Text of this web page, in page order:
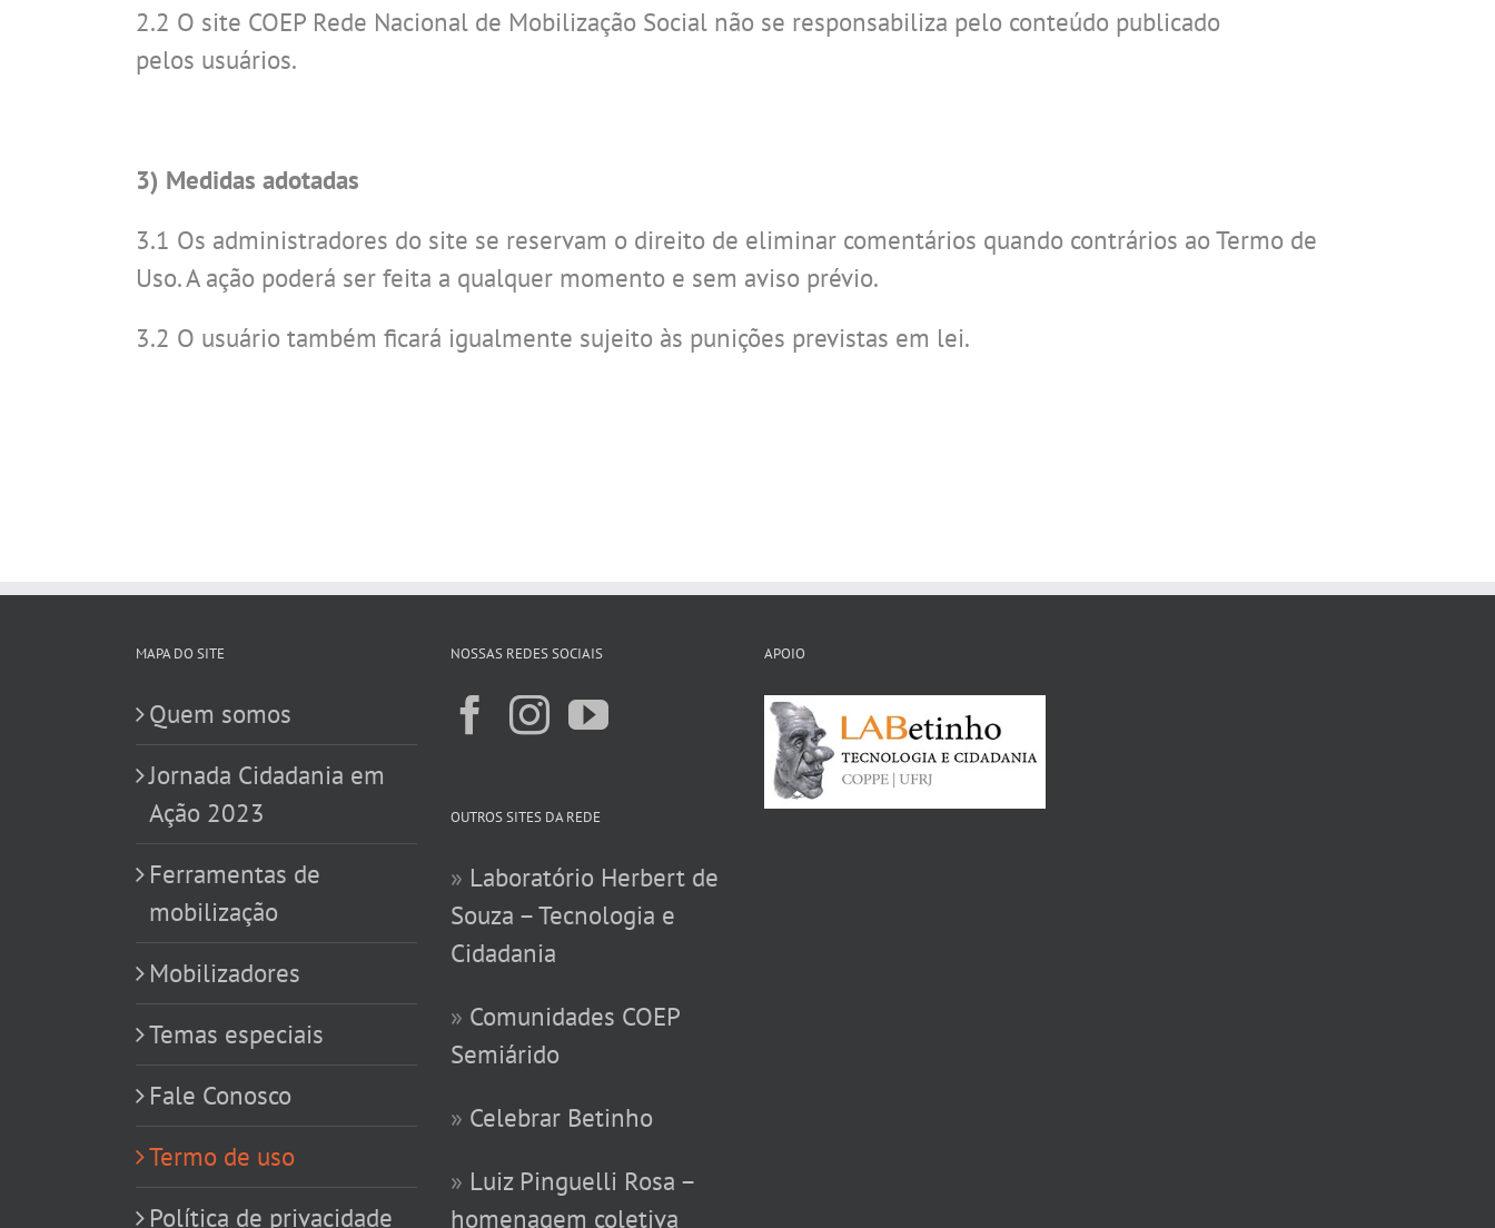
2.2 O site COEP Rede Nacional de Mobilização Social não se responsabiliza pelo conteúdo publicado
pelos usuários.
3) Medidas adotadas
3.1 Os administradores do site se reservam o direito de eliminar comentários quando contrários ao Termo de
Uso. A ação poderá ser feita a qualquer momento e sem aviso prévio.
3.2 O usuário também ficará igualmente sujeito às punições previstas em lei.
MAPA DO SITE
Quem somos
Jornada Cidadania em
Ação 2023
Ferramentas de
mobilização
Mobilizadores
Temas especiais
Fale Conosco
Termo de uso
Política de privacidade
NOSSAS REDES SOCIAIS
OUTROS SITES DA REDE
» Laboratório Herbert de
Souza – Tecnologia e
Cidadania
» Comunidades COEP
Semiárido
» Celebrar Betinho
» Luiz Pinguelli Rosa –
homenagem coletiva
APOIO